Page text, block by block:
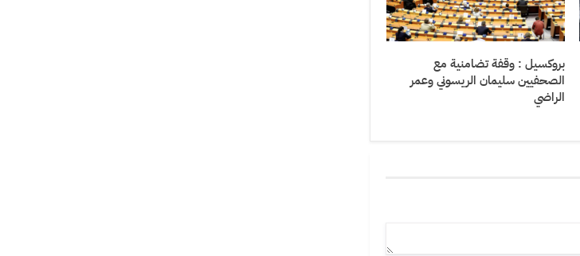
بروكسيل : وقفة تضامنية مع
الصحفيين سليمان الريسوني وعمر
الراضي